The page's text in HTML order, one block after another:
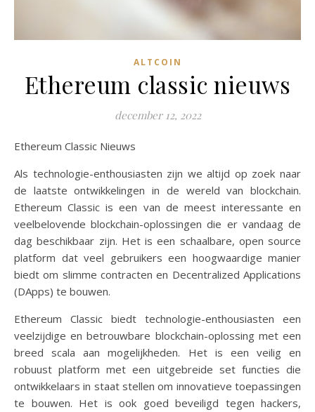
ALTCOIN
Ethereum classic nieuws
december 12, 2022
Ethereum Classic Nieuws
Als technologie-enthousiasten zijn we altijd op zoek naar
de laatste ontwikkelingen in de wereld van blockchain.
Ethereum Classic is een van de meest interessante en
veelbelovende blockchain-oplossingen die er vandaag de
dag beschikbaar zijn. Het is een schaalbare, open source
platform dat veel gebruikers een hoogwaardige manier
biedt om slimme contracten en Decentralized Applications
(DApps) te bouwen.
Ethereum Classic biedt technologie-enthousiasten een
veelzijdige en betrouwbare blockchain-oplossing met een
breed scala aan mogelijkheden. Het is een veilig en
robuust platform met een uitgebreide set functies die
ontwikkelaars in staat stellen om innovatieve toepassingen
te bouwen. Het is ook goed beveiligd tegen hackers,